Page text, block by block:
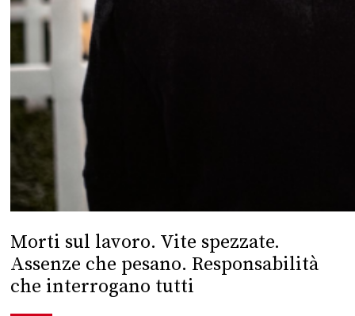
Morti sul lavoro. Vite spezzate.
Assenze che pesano. Responsabilità
che interrogano tutti